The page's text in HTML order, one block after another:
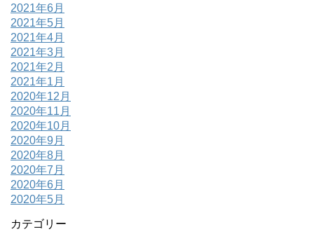
2021年6月
2021年5月
2021年4月
2021年3月
2021年2月
2021年1月
2020年12月
2020年11月
2020年10月
2020年9月
2020年8月
2020年7月
2020年6月
2020年5月
カテゴリー